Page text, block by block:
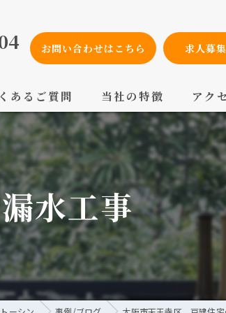
お問い合わせはこちら 求人募
あるご質問 当社の特徴
設備工事
内装工事
メンテナンス
配管工事
交換
アク
漏水工事